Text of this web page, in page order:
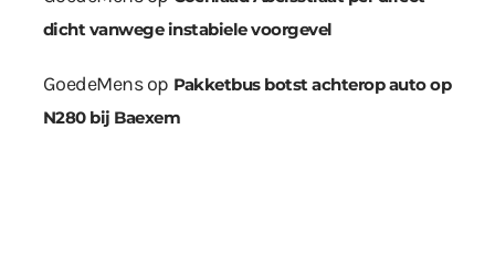
dicht vanwege instabiele voorgevel
GoedeMensop Pakketbus botst achterop auto op
N280 bij Baexem